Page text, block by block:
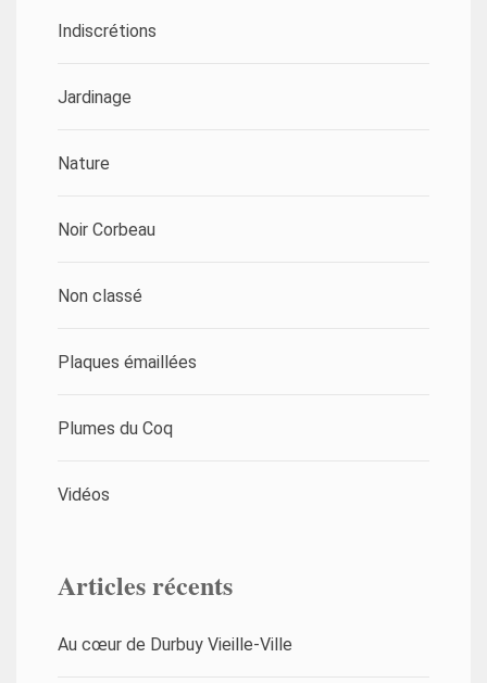
Indiscrétions
Jardinage
Nature
Noir Corbeau
Non classé
Plaques émaillées
Plumes du Coq
Vidéos
Articles récents
Au cœur de Durbuy Vieille-Ville